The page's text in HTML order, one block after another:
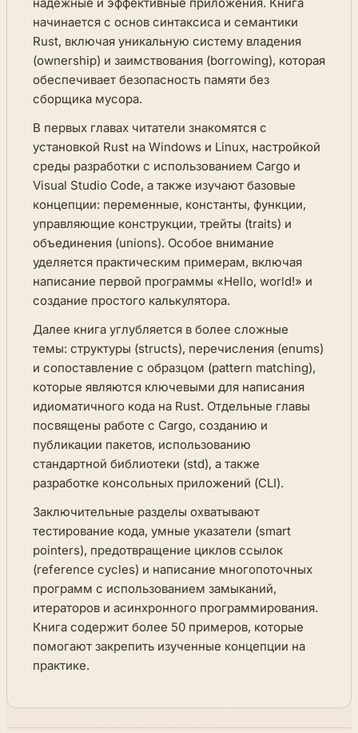
надёжные и эффективные приложения. Книга
начинается с основ синтаксиса и семантики
Rust, включая уникальную систему владения
(ownership) и заимствования (borrowing), которая
обеспечивает безопасность памяти без
сборщика мусора.
В первых главах читатели знакомятся с
установкой Rust на Windows и Linux, настройкой
среды разработки с использованием Cargo и
Visual Studio Code, а также изучают базовые
концепции: переменные, константы, функции,
управляющие конструкции, трейты (traits) и
объединения (unions). Особое внимание
уделяется практическим примерам, включая
написание первой программы «Hello, world!» и
создание простого калькулятора.
Далее книга углубляется в более сложные
темы: структуры (structs), перечисления (enums)
и сопоставление с образцом (pattern matching),
которые являются ключевыми для написания
идиоматичного кода на Rust. Отдельные главы
посвящены работе с Cargo, созданию и
публикации пакетов, использованию
стандартной библиотеки (std), а также
разработке консольных приложений (CLI).
Заключительные разделы охватывают
тестирование кода, умные указатели (smart
pointers), предотвращение циклов ссылок
(reference cycles) и написание многопоточных
программ с использованием замыканий,
итераторов и асинхронного программирования.
Книга содержит более 50 примеров, которые
помогают закрепить изученные концепции на
практике.